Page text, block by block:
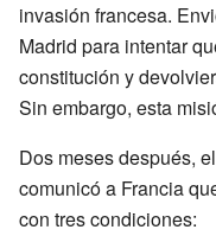
invasión francesa.
Madrid para intentar
constitución y
Sin embargo, esta
Dos meses después,
comunicó a Francia
con tres condiciones: